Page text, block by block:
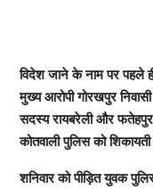
विदेश जाने के नाम पर पहले
मुख्य आरोपी गोरखपुर
सदस्य रायबरेली और
कोतवाली पुलिस को शिकायती
शनिवार को पीड़ित युवक